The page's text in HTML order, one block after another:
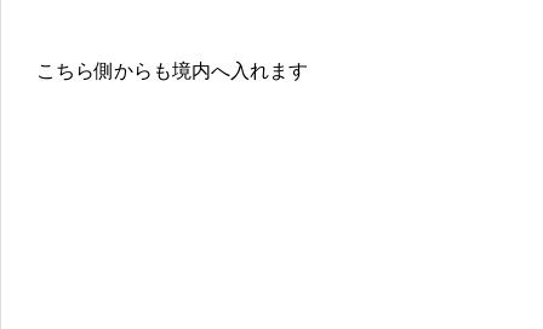
こちら側からも境内へ入れます